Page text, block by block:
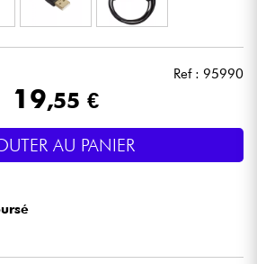
Ref : 95990
19,55 €
AU PANIER